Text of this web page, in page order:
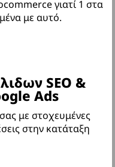
γιατί 1 στα
με αυτό.
SEO &
Ads
με στοχευμένες
στην κατάταξη